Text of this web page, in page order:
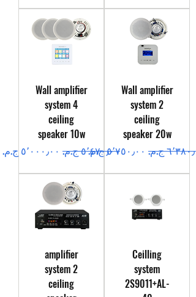
Wall amplifier
system 2
ceiling
speaker 20w
عادي
سعر البيع
Wall amplifier
system 4
ceiling
speaker 10w
سعر عادي
سعر البيع
Ceilling
system
2S9011+AL-
amplifier
system 2
ceiling